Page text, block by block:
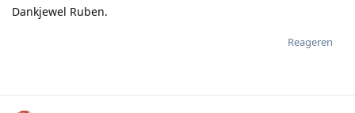
Dankjewel Ruben.
Reageren